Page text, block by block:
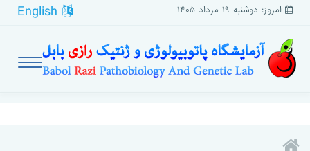
امروز: دوشنبه ۱۹ مرداد ۱۴۰۵